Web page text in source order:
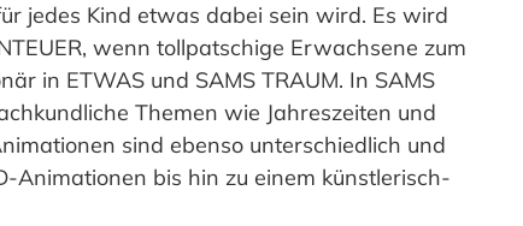
jedes Kind etwas dabei sein wird. Es wird
wenn tollpatschige Erwachsene zum
in ETWAS und SAMS TRAUM. In SAMS
Themen wie Jahreszeiten und
sind ebenso unterschiedlich und
Animationen bis hin zu einem künstlerisch-